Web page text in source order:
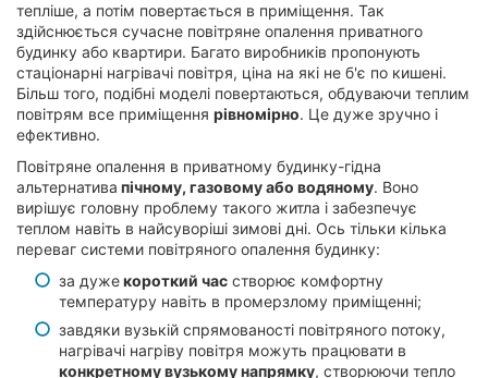
тепліше, а потім повертається в приміщення. Так
здійснюється сучасне повітряне опалення приватного
будинку або квартири. Багато виробників пропонують
стаціонарні нагрівачі повітря, ціна на які не б'є по кишені.
Більш того, подібні моделі повертаються, обдуваючи теплим
повітрям все приміщення рівномірно. Це дуже зручно і
ефективно.
Повітряне опалення в приватному будинку-гідна
альтернатива пічному, газовому або водяному. Воно
вирішує головну проблему такого житла і забезпечує
теплом навіть в найсуворіші зимові дні. Ось тільки кілька
переваг системи повітряного опалення будинку:
за дужекороткий час створює комфортну
температуру навіть в промерзлому приміщенні;
завдяки вузькій спрямованості повітряного потоку,
нагрівачі нагріву повітря можуть працювати в
конкретному вузькому напрямку, створюючи тепло